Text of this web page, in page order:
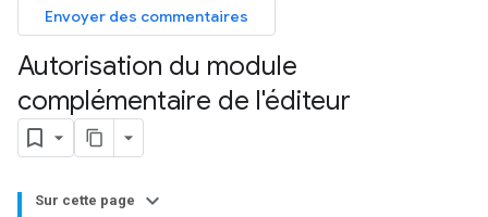
Envoyer des commentaires
Autorisation du module
complémentaire de l'éditeur
Sur cette page